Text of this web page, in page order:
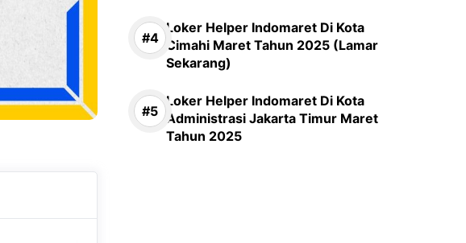
Loker Helper Indomaret Di Kota
Cimahi Maret Tahun 2025 (Lamar
Sekarang)
Loker Helper Indomaret Di Kota
Administrasi Jakarta Timur Maret
Tahun 2025